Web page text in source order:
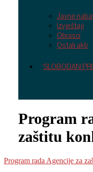
Javne
Izvještaji
Obrasci
Ostali akti
SLOBODAN
Program
zaštitu
Program rada Agencije za